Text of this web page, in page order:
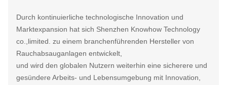
Durch kontinuierliche technologische Innovation und
Marktexpansion hat sich Shenzhen Knowhow Technology
co.,limited. zu einem branchenführenden Hersteller von
Rauchabsauganlagen entwickelt,
und wird den globalen Nutzern weiterhin eine sicherere und
gesündere Arbeits- und Lebensumgebung mit Innovation,